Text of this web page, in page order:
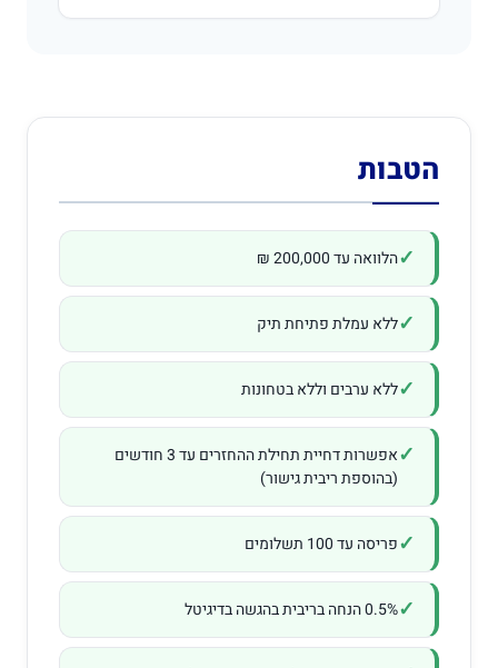
הטבות
הלוואה עד 200,000 ₪
ללא עמלת פתיחת תיק
ללא ערבים וללא בטחונות
אפשרות דחיית תחילת ההחזרים עד 3 חודשים
(בהוספת ריבית גישור)
פריסה עד 100 תשלומים
0.5% הנחה בריבית בהגשה בדיגיטל